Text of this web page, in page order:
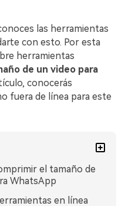
las herramientas
con esto. Por esta
herramientas
de un video para
conocerás
fuera de línea para este
el tamaño de
WhatsApp
en línea